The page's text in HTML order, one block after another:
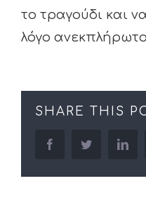
το τραγούδι και
λόγο
SHARE THIS
facebooktwitter